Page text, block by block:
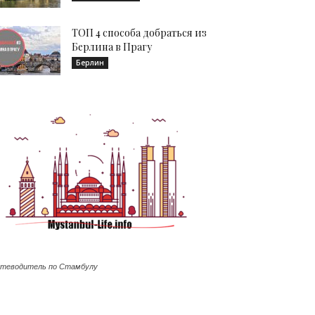
ТОП 4 способа добраться из
Берлина в Прагу
Берлин
по Стамбулу